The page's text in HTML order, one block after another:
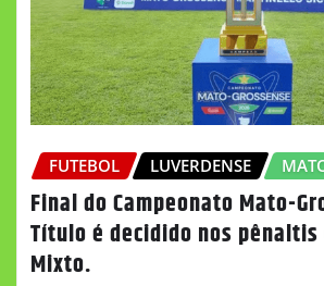
FUTEBOL LUVERDENSE
Final do Campeonato Mato-
Título é decidido nos pênaltis
Mixto.